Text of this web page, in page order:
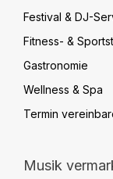
Festival & DJ-
Fitness- &
Gastronomie
Wellness & Spa
Termin
Musik